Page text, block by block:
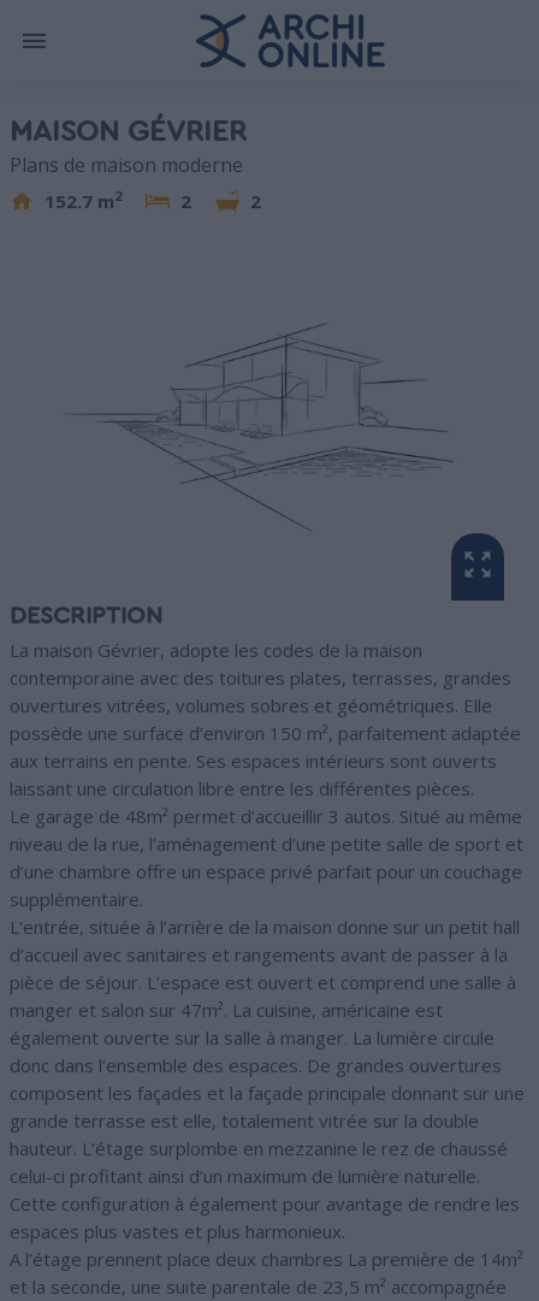
MAISON GÉVRIER
Plans de maison moderne
152.7 m2 2 2
DESCRIPTION
La maison Gévrier, adopte les codes de la maison
contemporaine avec des toitures plates, terrasses, grandes
ouvertures vitrées, volumes sobres et géométriques. Elle
possède une surface d’environ 150 m², parfaitement adaptée
aux terrains en pente. Ses espaces intérieurs sont ouverts
laissant une circulation libre entre les différentes pièces.
Le garage de 48m² permet d’accueillir 3 autos. Situé au même
niveau de la rue, l’aménagement d’une petite salle de sport et
d’une chambre offre un espace privé parfait pour un couchage
supplémentaire.
L’entrée, située à l’arrière de la maison donne sur un petit hall
d’accueil avec sanitaires et rangements avant de passer à la
pièce de séjour. L’espace est ouvert et comprend une salle à
manger et salon sur 47m². La cuisine, américaine est
également ouverte sur la salle à manger. La lumière circule
donc dans l’ensemble des espaces. De grandes ouvertures
composent les façades et la façade principale donnant sur une
grande terrasse est elle, totalement vitrée sur la double
hauteur. L’étage surplombe en mezzanine le rez de chaussé
celui-ci profitant ainsi d’un maximum de lumière naturelle.
Cette configuration à également pour avantage de rendre les
espaces plus vastes et plus harmonieux.
A l’étage prennent place deux chambres La première de 14m²
et la seconde, une suite parentale de 23,5 m² accompagnée